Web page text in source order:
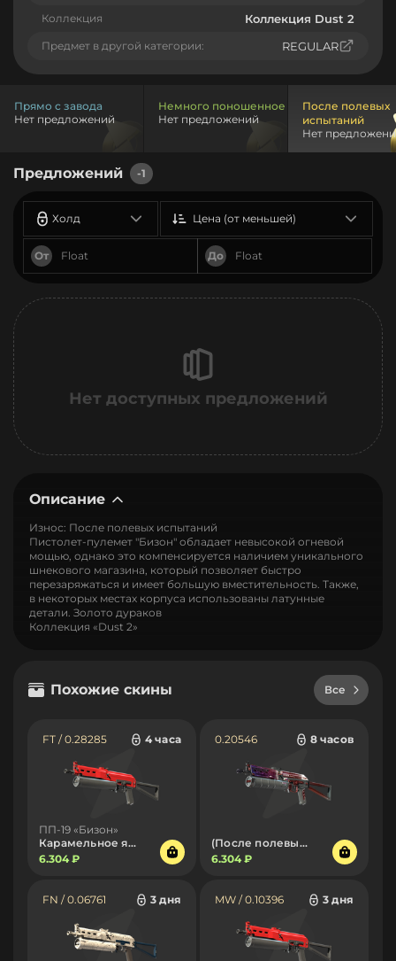
Коллекция Коллекция Dust 2
Предмет в другой категории: REGULAR
Прямо с завода
Нет предложений
Немного поношенное
Нет предложений
После полевых
испытаний
Нет
Предложений -1
Холд
От До
Цена (от меньшей)
Нет доступных предложений
Описание
Износ: После полевых испытаний
Пистолет-пулемет "Бизон" обладает невысокой огневой
мощью, однако это компенсируется наличием уникального
шнекового магазина, который позволяет быстро
перезаряжаться и имеет большую вместительность. Также,
в некоторых местах корпуса использованы латунные
детали. Золото дураков
Коллекция «Dust 2»
Похожие скины Все
FT / 0.28285 4 часа
ПП-19 «Бизон»
Карамельное яблоко
6.304 ₽
0.20546 8 часов
(После полевых испытаний)
6.304 ₽
FN / 0.06761 3 дня MW / 0.10396 3 дня